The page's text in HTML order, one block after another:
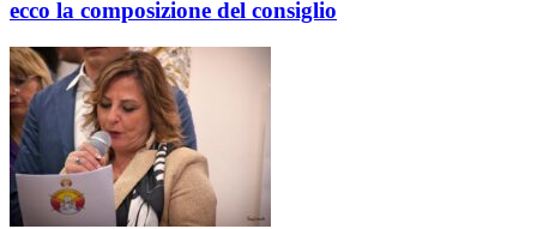
ecco la composizione del consiglio